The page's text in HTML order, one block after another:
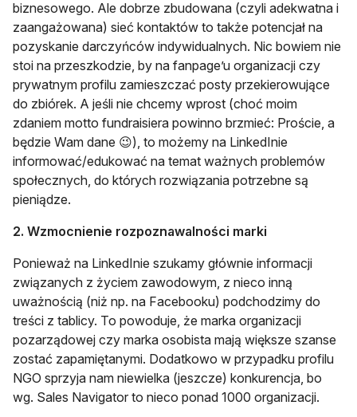
biznesowego. Ale dobrze zbudowana (czyli adekwatna i
zaangażowana) sieć kontaktów to także potencjał na
pozyskanie darczyńców indywidualnych. Nic bowiem nie
stoi na przeszkodzie, by na fanpage’u organizacji czy
prywatnym profilu zamieszczać posty przekierowujące
do zbiórek. A jeśli nie chcemy wprost (choć moim
zdaniem motto fundraisiera powinno brzmieć: Proście, a
będzie Wam dane 😉), to możemy na LinkedInie
informować/edukować na temat ważnych problemów
społecznych, do których rozwiązania potrzebne są
pieniądze.
2. Wzmocnienie rozpoznawalności marki
Ponieważ na LinkedInie szukamy głównie informacji
związanych z życiem zawodowym, z nieco inną
uważnością (niż np. na Facebooku) podchodzimy do
treści z tablicy. To powoduje, że marka organizacji
pozarządowej czy marka osobista mają większe szanse
zostać zapamiętanymi. Dodatkowo w przypadku profilu
NGO sprzyja nam niewielka (jeszcze) konkurencja, bo
wg. Sales Navigator to nieco ponad 1000 organizacji.